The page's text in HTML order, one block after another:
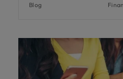
Blog